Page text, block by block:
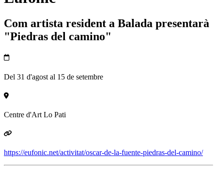
Com artista resident a Balada presentarà
"Piedras del camino"
Del 31 d'agost al 15 de setembre
Centre d'Art Lo Pati
https://eufonic.net/activitat/oscar-de-la-fuente-piedras-del-camino/